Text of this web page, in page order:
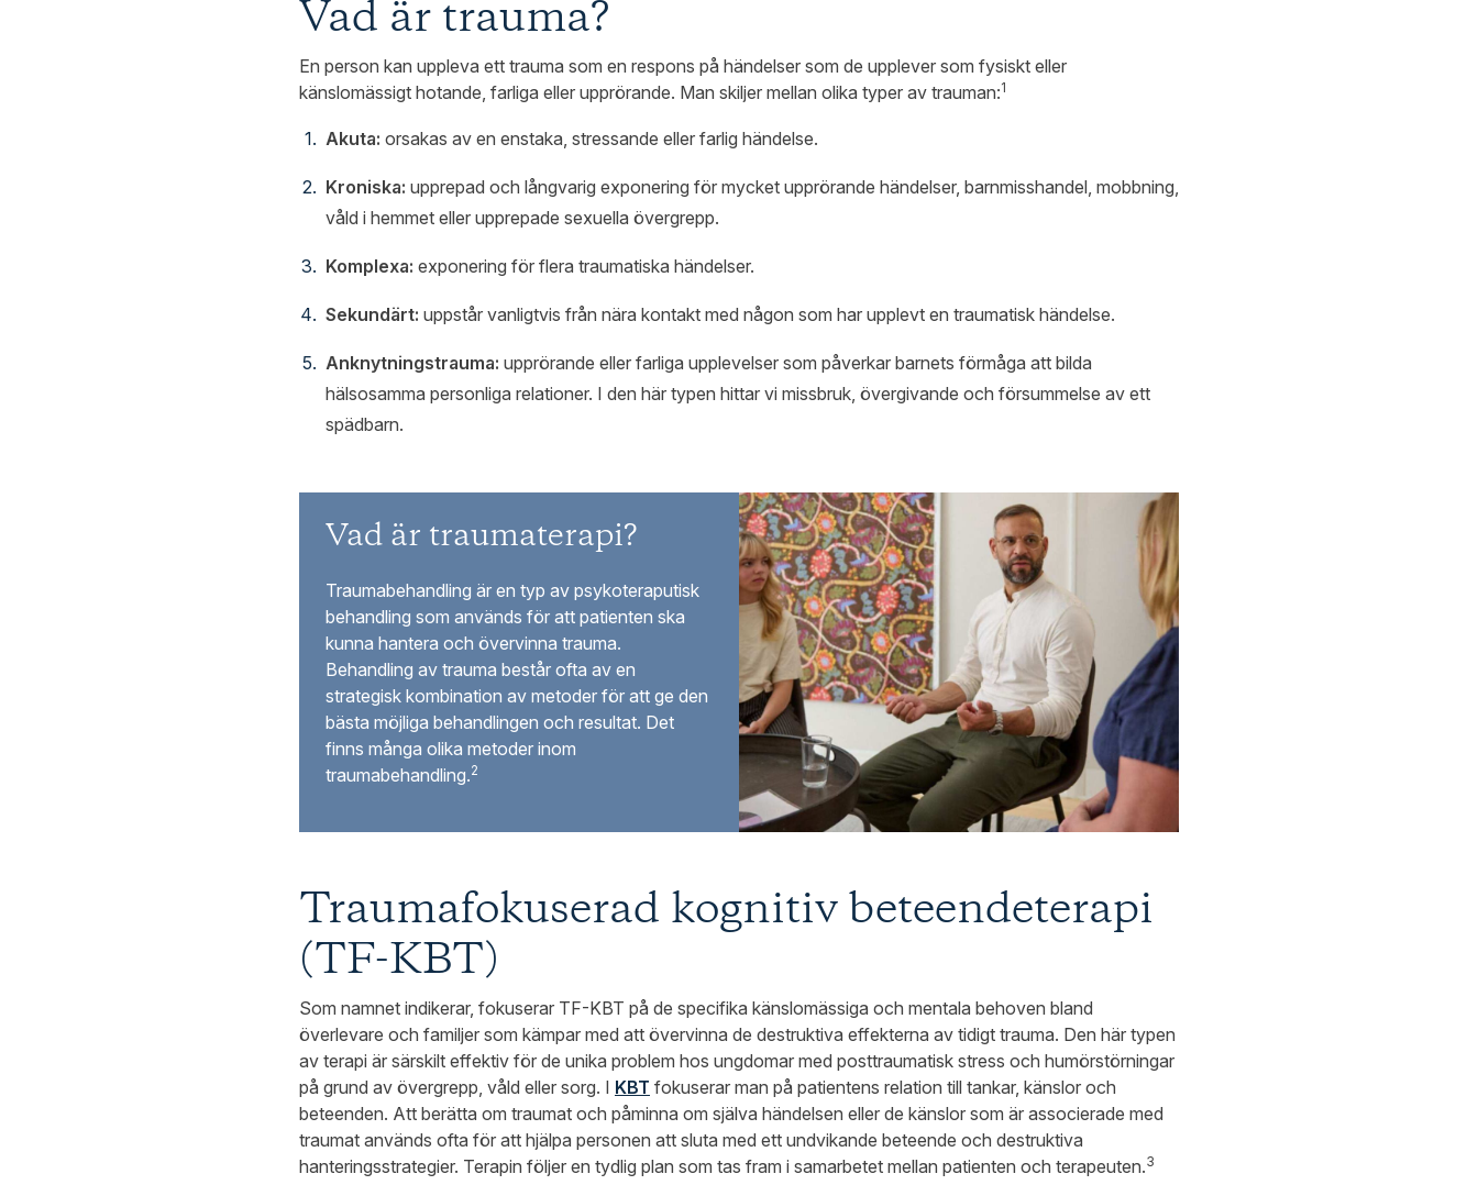
Vad är trauma?
En person kan uppleva ett trauma som en respons på händelser som de upplever som fysiskt eller
känslomässigt hotande, farliga eller upprörande. Man skiljer mellan olika typer av trauman:1
Akuta: orsakas av en enstaka, stressande eller farlig händelse.
Kroniska: upprepad och långvarig exponering för mycket upprörande händelser, barnmisshandel, mobbning,
våld i hemmet eller upprepade sexuella övergrepp.
Komplexa: exponering för flera traumatiska händelser.
Sekundärt: uppstår vanligtvis från nära kontakt med någon som har upplevt en traumatisk händelse.
Anknytningstrauma: upprörande eller farliga upplevelser som påverkar barnets förmåga att bilda
hälsosamma personliga relationer. I den här typen hittar vi missbruk, övergivande och försummelse av ett
spädbarn.
Vad är traumaterapi?
Traumabehandling är en typ av psykoteraputisk
behandling som används för att patienten ska
kunna hantera och övervinna trauma.
Behandling av trauma består ofta av en
strategisk kombination av metoder för att ge den
bästa möjliga behandlingen och resultat. Det
finns många olika metoder inom
traumabehandling.2
Traumafokuserad kognitiv beteendeterapi
(TF-KBT)
Som namnet indikerar, fokuserar TF-KBT på de specifika känslomässiga och mentala behoven bland
överlevare och familjer som kämpar med att övervinna de destruktiva effekterna av tidigt trauma. Den här typen
av terapi är särskilt effektiv för de unika problem hos ungdomar med posttraumatisk stress och humörstörningar
på grund av övergrepp, våld eller sorg. I KBT fokuserar man på patientens relation till tankar, känslor och
beteenden. Att berätta om traumat och påminna om själva händelsen eller de känslor som är associerade med
traumat används ofta för att hjälpa personen att sluta med ett undvikande beteende och destruktiva
hanteringsstrategier. Terapin följer en tydlig plan som tas fram i samarbetet mellan patienten och terapeuten.3